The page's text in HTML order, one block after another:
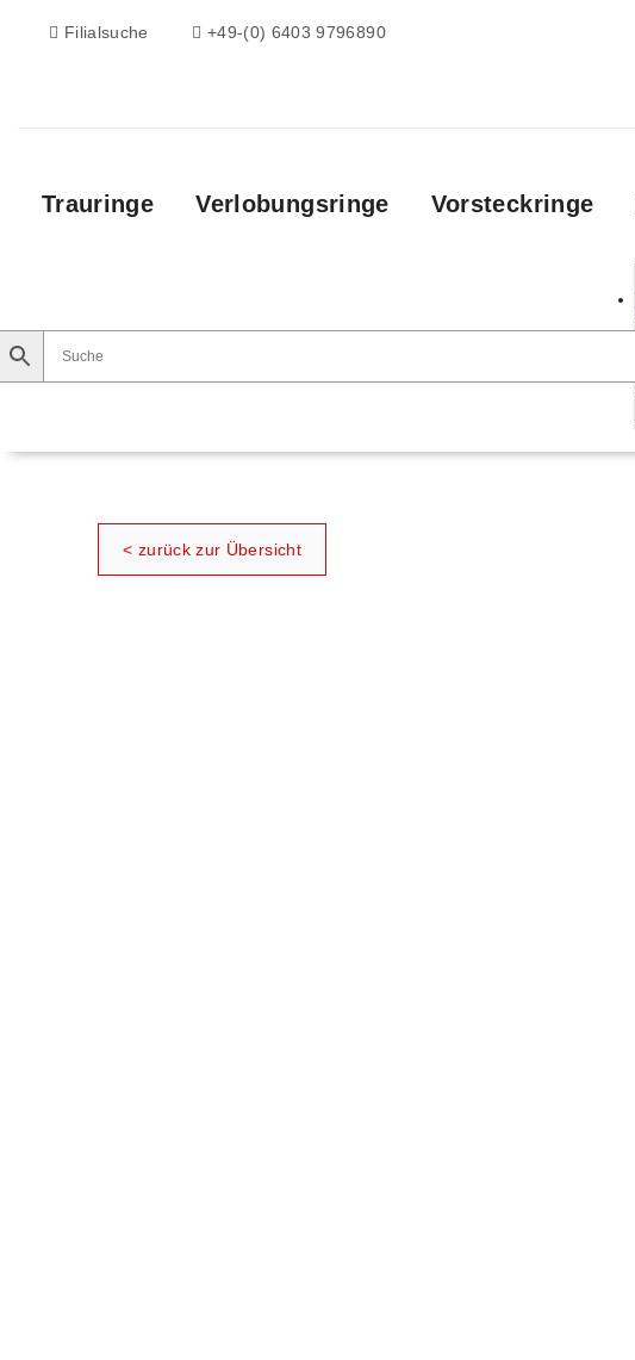
Filialsuche +49-(0) 6403 9796890
Trauringe Verlobungsringe Vorsteckringe
< zurück zur Übersicht